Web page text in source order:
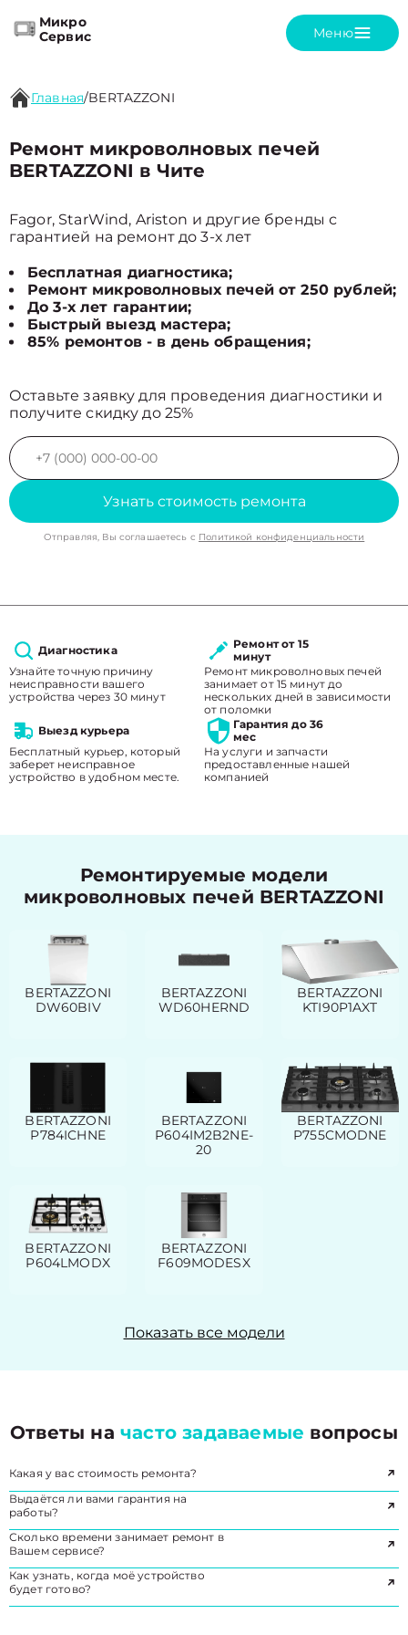
Микро
Сервис
Меню
Главная/BERTAZZONI
Ремонт микроволновых печей
BERTAZZONI в Чите
Fagor, StarWind, Ariston и другие бренды с
гарантией на ремонт до 3-х лет
Бесплатная диагностика;
Ремонт микроволновых печей от 250 рублей;
До 3-х лет гарантии;
Быстрый выезд мастера;
85% ремонтов - в день обращения;
Оставьте заявку для проведения диагностики и
получите скидку до 25%
Узнать стоимость ремонта
Отправляя, Вы соглашаетесь с Политикой конфиденциальности
Диагностика
Узнайте точную причину
неисправности вашего
устройства через 30 минут
Ремонт от 15
минут
Ремонт микроволновых печей
занимает от 15 минут до
нескольких дней в зависимости
от поломки
Выезд курьера
Бесплатный курьер, который
заберет неисправное
устройство в удобном месте.
Гарантия до 36
мес
На услуги и запчасти
предоставленные нашей
компанией
Ремонтируемые модели
микроволновых печей BERTAZZONI
BERTAZZONI
DW60BIV
BERTAZZONI
WD60HERND
BERTAZZONI
KTI90P1AXT
BERTAZZONI
P784ICHNE
BERTAZZONI
P604IM2B2NE-
20
BERTAZZONI
P755CMODNE
BERTAZZONI
P604LMODX
BERTAZZONI
F609MODESX
Показать все модели
Ответы начасто задаваемые вопросы
Какая у вас стоимость ремонта?
Выдаётся ли вами гарантия на
работы?
Сколько времени занимает ремонт в
Вашем сервисе?
Как узнать, когда моё устройство
будет готово?